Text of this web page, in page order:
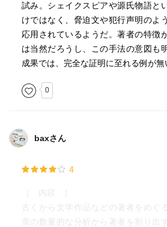
試み。シェイクスピアや源氏物語と
けではなく、脅迫文や犯行声明のよ
応用されているようだ。著者の特徴
は当然だろうし、この手法の意図も
成果では、完全な証明に至れる例が無
0
baxさん
4
［ 内容 ］
古くから文学作品などの著者をめぐ
章の数量的な分析から著者を割り出